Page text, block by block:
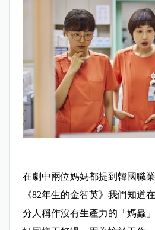
在劇中兩位媽媽都提到韓國職
《82年生的金智英》我們知道
分人稱作沒有生產力的「媽蟲